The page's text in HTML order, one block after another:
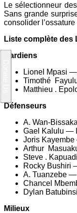
Le sélectionneur
Sans grande
consolider
Liste complète
Gardiens
Lionel Mpasi
Timothé
Matthieu .
Défenseurs
A. Wan-
Gael Kalulu —
Joris
Arthur
Steve .
Rocky Bushiri
A. Tuanzebe
Chancel
Dylan
Milieux